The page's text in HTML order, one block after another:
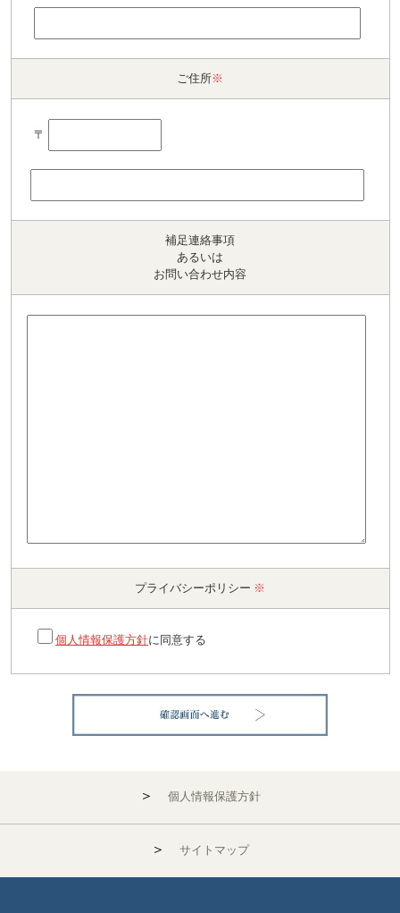
ご住所※
〒
補足連絡事項
あるいは
お問い合わせ内容
プライバシーポリシー ※
個人情報保護方針に同意する
＞ 個人情報保護方針
＞ サイトマップ